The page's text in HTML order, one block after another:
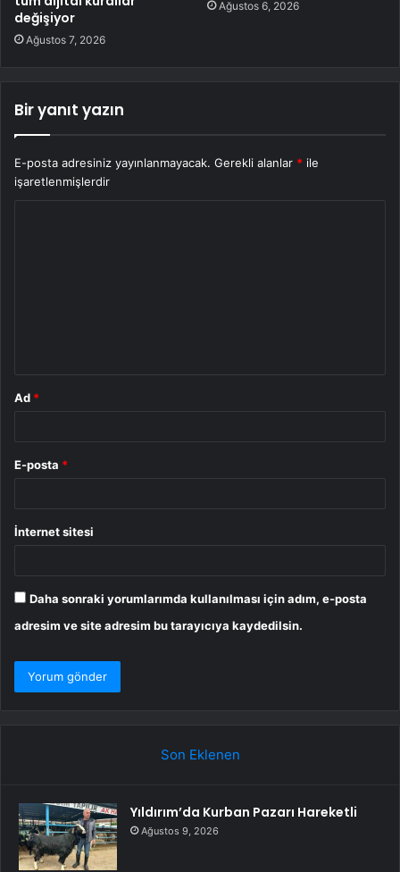
değişiyor
Ağustos 7, 2026
Ağustos 6, 2026
Bir yanıt yazın
E-posta adresiniz yayınlanmayacak. Gerekli alanlar * ile
işaretlenmişlerdir
Ad *
E-posta *
İnternet sitesi
Daha sonraki yorumlarımda kullanılması için adım, e-posta
adresim ve site adresim bu tarayıcıya kaydedilsin.
Son Eklenen
Yıldırım’da Kurban Pazarı Hareketli
Ağustos 9, 2026